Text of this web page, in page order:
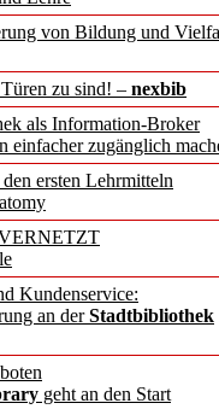
von Bildung und
zu sind! – nexbib
als Information-Broker
einfacher zugänglich
ersten Lehrmitteln
Kundenservice:
an derStadtbibliothek
geht an den Start
für
in
neu